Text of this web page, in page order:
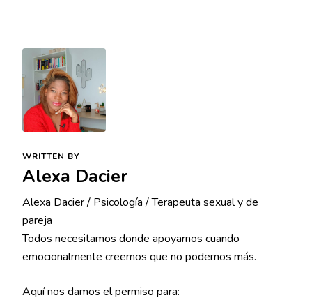
WRITTEN BY
Alexa Dacier
Alexa Dacier / Psicología / Terapeuta sexual y de
pareja
Todos necesitamos donde apoyarnos cuando
emocionalmente creemos que no podemos más.
Aquí nos damos el permiso para: